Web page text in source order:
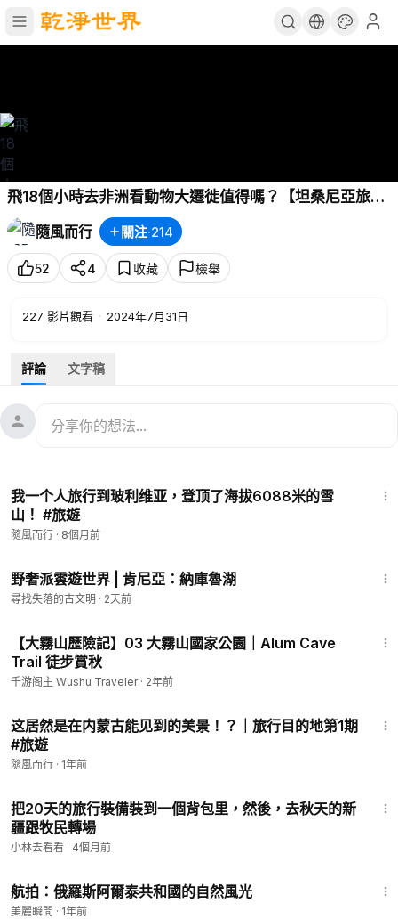
飛18個小時去非洲看動物大遷徙值得嗎？【坦桑尼亞旅行
參考】
隨風而行
關注·214
52 4 收藏 檢舉
227 影片觀看 · 2024年7月31日
評論 文字稿
我一个人旅行到玻利维亚，登顶了海拔6088米的雪
山！ #旅遊
隨風而行 · 8個月前
野奢派雲遊世界 | 肯尼亞：納庫魯湖
尋找失落的古文明 · 2天前
【大霧山歷險記】03 大霧山國家公園｜Alum Cave
Trail 徒步賞秋
千游阁主 Wushu Traveler· 2年前
这居然是在内蒙古能见到的美景！？｜旅行目的地第1期
#旅遊
隨風而行 · 1年前
把20天的旅行裝備裝到一個背包里，然後，去秋天的新
疆跟牧民轉場
小林去看看 · 4個月前
航拍：俄羅斯阿爾泰共和國的自然風光
美麗瞬間 · 1年前